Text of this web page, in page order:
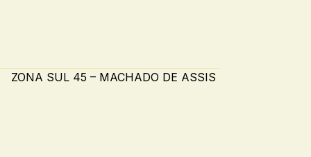
ZONA SUL 45 – MACHADO DE ASSIS